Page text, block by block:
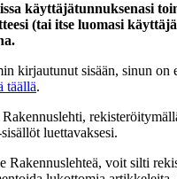
käyttäjätunnuksenasi
(tai itse luomasi
kirjautunut sisään, sinun on
täällä.
luettavaksesi.
Rakennuslehteä, voit silti